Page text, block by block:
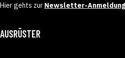
Hier gehts zur Newsletter-Anmeldung
AUSRÜSTER